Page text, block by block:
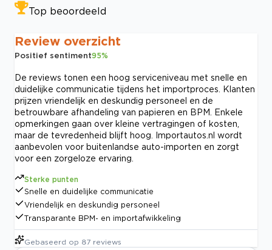
Top beoordeeld
Review overzicht
Positief sentiment95%
De reviews tonen een hoog serviceniveau met snelle en
duidelijke communicatie tijdens het importproces. Klanten
prijzen vriendelijk en deskundig personeel en de
betrouwbare afhandeling van papieren en BPM. Enkele
opmerkingen gaan over kleine vertragingen of kosten,
maar de tevredenheid blijft hoog. Importautos.nl wordt
aanbevolen voor buitenlandse auto-importen en zorgt
voor een zorgeloze ervaring.
Sterke punten
Snelle en duidelijke communicatie
Vriendelijk en deskundig personeel
Transparante BPM- en importafwikkeling
Gebaseerd op 87 reviews